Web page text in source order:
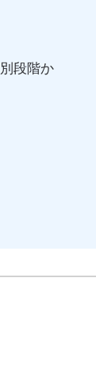
段階か